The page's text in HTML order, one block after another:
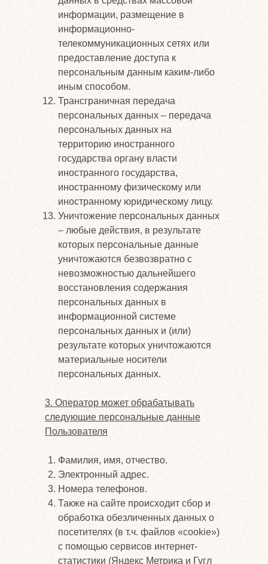
информации, размещение в
информационно-
телекоммуникационных сетях или
предоставление доступа к
персональным данным каким-либо
иным способом.
Трансграничная передача
персональных данных – передача
персональных данных на
территорию иностранного
государства органу власти
иностранного государства,
иностранному физическому или
иностранному юридическому лицу.
Уничтожение персональных данных
– любые действия, в результате
которых персональные данные
уничтожаются безвозвратно с
невозможностью дальнейшего
восстановления содержания
персональных данных в
информационной системе
персональных данных и (или)
результате которых уничтожаются
материальные носители
персональных данных.
3. Оператор может обрабатывать
следующие персональные данные
Пользователя
Фамилия, имя, отчество.
Электронный адрес.
Номера телефонов.
Также на сайте происходит сбор и
обработка обезличенных данных о
посетителях (в т.ч. файлов «cookie»)
с помощью сервисов интернет-
статистики (Яндекс Метрика и Гугл